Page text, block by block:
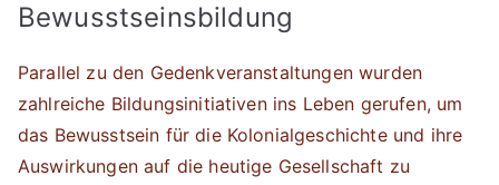
Bewusstseinsbildung
Parallel zu den Gedenkveranstaltungen wurden
zahlreiche Bildungsinitiativen ins Leben gerufen, um
das Bewusstsein für die Kolonialgeschichte und ihre
Auswirkungen auf die heutige Gesellschaft zu